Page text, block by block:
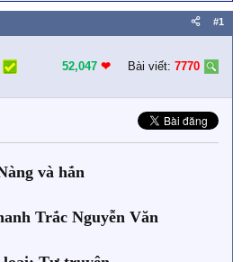
#1
52,047 ❤︎ Bài viết: 7770
và hắn
Trắc Nguyễn Văn